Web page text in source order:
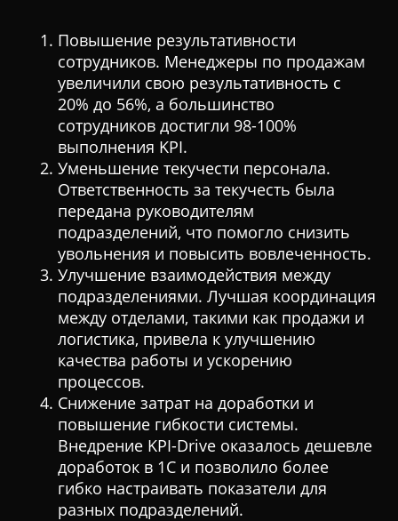
Повышение результативности
сотрудников. Менеджеры по продажам
увеличили свою результативность с
20% до 56%, а большинство
сотрудников достигли 98-100%
выполнения KPI.
Уменьшение текучести персонала.
Ответственность за текучесть была
передана руководителям
подразделений, что помогло снизить
увольнения и повысить вовлеченность.
Улучшение взаимодействия между
подразделениями. Лучшая координация
между отделами, такими как продажи и
логистика, привела к улучшению
качества работы и ускорению
процессов.
Снижение затрат на доработки и
повышение гибкости системы.
Внедрение KPI-Drive оказалось дешевле
доработок в 1С и позволило более
гибко настраивать показатели для
разных подразделений.